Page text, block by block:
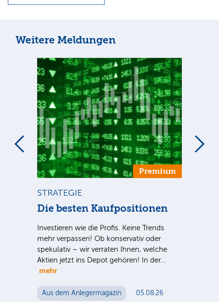
Weitere Meldungen
Premium
STRATEGIE
Die besten Kaufpositionen
Investieren wie die Profis. Keine Trends
mehr verpassen! Ob konservativ oder
spekulativ – wir verraten Ihnen, welche
Aktien jetzt ins Depot gehören! In der…
mehr
Aus dem Anlegermagazin 05.08.26